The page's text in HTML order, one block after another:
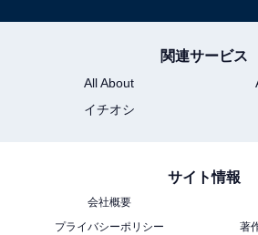
店舗イメージ
日本第1号店となる「SULBING
ハラジュク）」では、2016年6月30
250人もの行列ができ、約4時間以上
関連サービス
All About
イチオシ
サイト情報
会社概要
プライバシーポリシー
著